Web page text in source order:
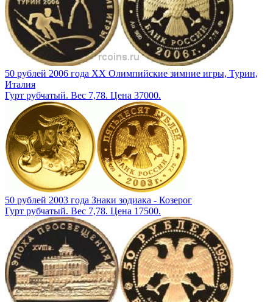
50 рублей 2006 года XX Олимпийские зимние игры, Турин,
Италия
Гурт рубчатый. Вес 7,78. Цена 37000.
50 рублей 2003 года Знаки зодиака - Козерог
Гурт рубчатый. Вес 7,78. Цена 17500.